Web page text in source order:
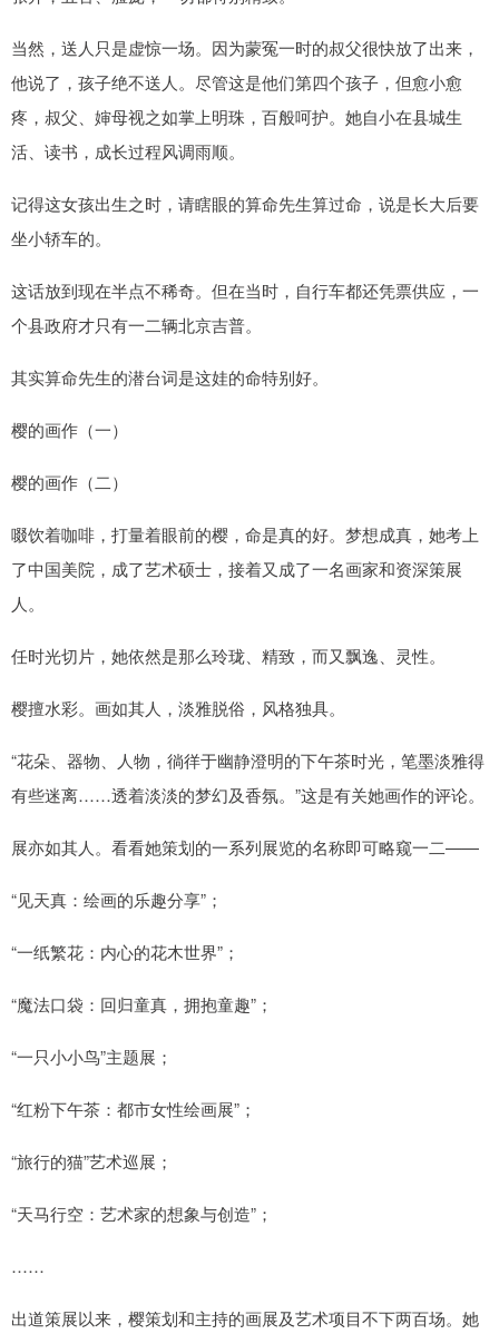
当然，送人只是虚惊一场。因为蒙冤一时的叔父很快放了出来，
他说了，孩子绝不送人。尽管这是他们第四个孩子，但愈小愈
疼，叔父、婶母视之如掌上明珠，百般呵护。她自小在县城生
活、读书，成长过程风调雨顺。
记得这女孩出生之时，请瞎眼的算命先生算过命，说是长大后要
坐小轿车的。
这话放到现在半点不稀奇。但在当时，自行车都还凭票供应，一
个县政府才只有一二辆北京吉普。
其实算命先生的潜台词是这娃的命特别好。
樱的画作（一）
樱的画作（二）
啜饮着咖啡，打量着眼前的樱，命是真的好。梦想成真，她考上
了中国美院，成了艺术硕士，接着又成了一名画家和资深策展
人。
任时光切片，她依然是那么玲珑、精致，而又飘逸、灵性。
樱擅水彩。画如其人，淡雅脱俗，风格独具。
“花朵、器物、人物，徜徉于幽静澄明的下午茶时光，笔墨淡雅得
有些迷离……透着淡淡的梦幻及香氛。”这是有关她画作的评论。
展亦如其人。看看她策划的一系列展览的名称即可略窥一二——
“见天真：绘画的乐趣分享”；
“一纸繁花：内心的花木世界”；
“魔法口袋：回归童真，拥抱童趣”；
“一只小小鸟”主题展；
“红粉下午茶：都市女性绘画展”；
“旅行的猫”艺术巡展；
“天马行空：艺术家的想象与创造”；
……
出道策展以来，樱策划和主持的画展及艺术项目不下两百场。她